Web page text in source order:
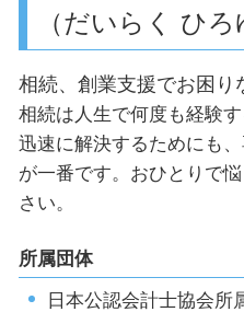
（だいらく ひろ
相続、創業支援でお困り
相続は人生で何度も経験
迅速に解決するためにも
が一番です。おひとりで
さい。
所属団体
日本公認会計士協会所